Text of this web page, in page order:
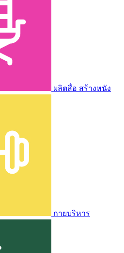
ผลิตสื่อ สร้างหนัง
กายบริหาร